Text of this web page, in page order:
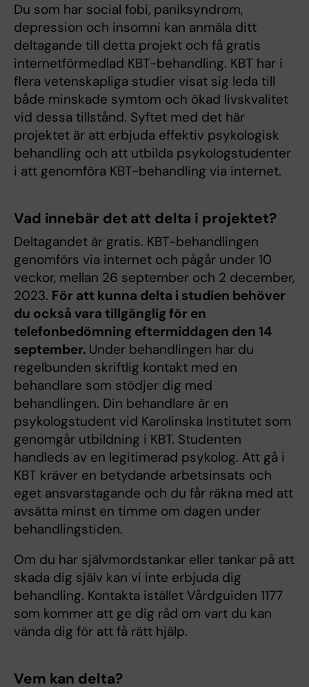
Du som har social fobi, paniksyndrom,
depression och insomni kan anmäla ditt
deltagande till detta projekt och få gratis
internetförmedlad KBT-behandling. KBT har i
flera vetenskapliga studier visat sig leda till
både minskade symtom och ökad livskvalitet
vid dessa tillstånd. Syftet med det här
projektet är att erbjuda effektiv psykologisk
behandling och att utbilda psykologstudenter
i att genomföra KBT-behandling via internet.
Vad innebär det att delta i projektet?
Deltagandet är gratis. KBT-behandlingen
genomförs via internet och pågår under 10
veckor, mellan 26 september och 2 december,
2023. För att kunna delta i studien behöver
du också vara tillgänglig för en
telefonbedömning eftermiddagen den 14
september. Under behandlingen har du
regelbunden skriftlig kontakt med en
behandlare som stödjer dig med
behandlingen. Din behandlare är en
psykologstudent vid Karolinska Institutet som
genomgår utbildning i KBT. Studenten
handleds av en legitimerad psykolog. Att gå i
KBT kräver en betydande arbetsinsats och
eget ansvarstagande och du får räkna med att
avsätta minst en timme om dagen under
behandlingstiden.
Om du har självmordstankar eller tankar på att
skada dig själv kan vi inte erbjuda dig
behandling. Kontakta istället Vårdguiden 1177
som kommer att ge dig råd om vart du kan
vända dig för att få rätt hjälp.
Vem kan delta?